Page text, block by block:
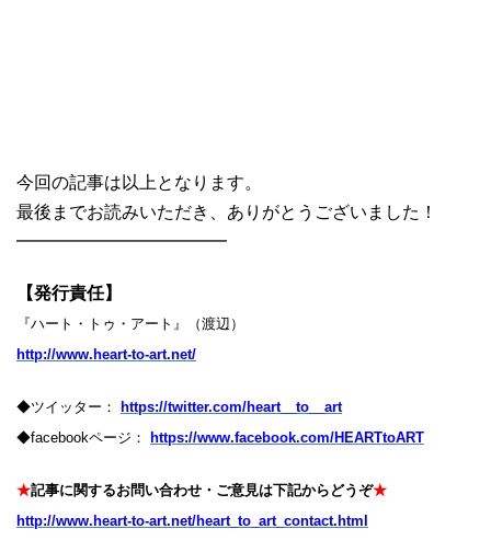
今回の記事は以上となります。
最後までお読みいただき、ありがとうございました！
━━━━━━━━━━━━
【発行責任】
『ハート・トゥ・アート』（渡辺）
http://www.heart-to-art.net/
◆ツイッター：
https://twitter.com/heart__to__art
◆facebookページ：
https://www.facebook.com/HEARTtoART
★記事に関するお問い合わせ・ご意見は下記からどうぞ★
http://www.heart-to-art.net/heart_to_art_contact.html